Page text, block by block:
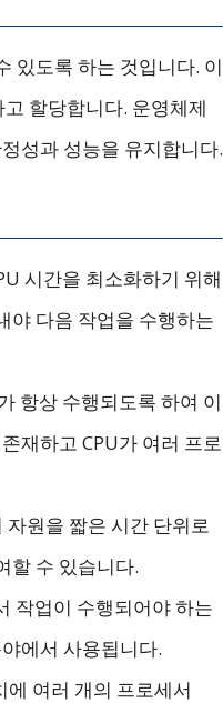
있도록 하는 것입니다. 이
할당합니다. 운영체제
성과 성능을 유지합니다.
시간을 최소화하기 위해
야 다음 작업을 수행하는
항상 수행되도록 하여 이
재하고 CPU가 여러 프로
원을 짧은 시간 단위로
할 수 있습니다.
작업이 수행되어야 하는
에서 사용됩니다.
에 여러 개의 프로세서